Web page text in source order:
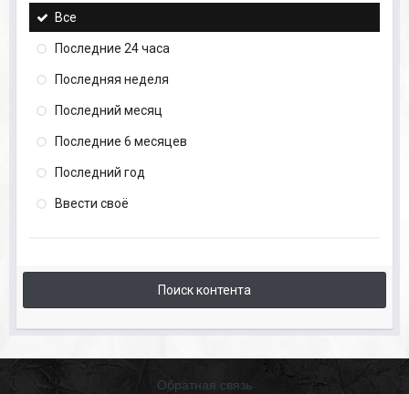
Все
Последние 24 часа
Последняя неделя
Последний месяц
Последние 6 месяцев
Последний год
Ввести своё
Поиск контента
Обратная связь